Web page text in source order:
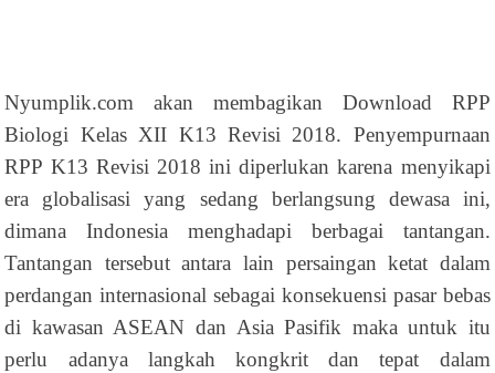
Nyumplik.com akan membagikan Download RPP
Biologi Kelas XII K13 Revisi 2018. Penyempurnaan
RPP K13 Revisi 2018 ini diperlukan karena menyikapi
era globalisasi yang sedang berlangsung dewasa ini,
dimana Indonesia menghadapi berbagai tantangan.
Tantangan tersebut antara lain persaingan ketat dalam
perdangan internasional sebagai konsekuensi pasar bebas
di kawasan ASEAN dan Asia Pasifik maka untuk itu
perlu adanya langkah kongkrit dan tepat dalam